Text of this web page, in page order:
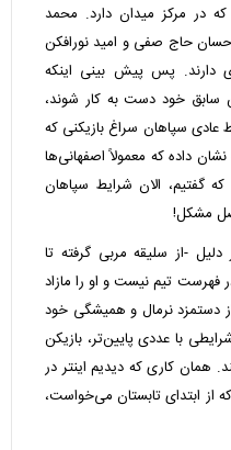
در مرکز میدان دارد. محمد
حاج صفی و امید نورافکن
دارند. پس پیش بینی اینکه
سابق خود دست به کار شوند،
سپاهان سراغ بازیکنی که
داده که معمولاً اصفهانی‌ها
گفتیم، الان شرایط سپاهان
مشکل!
-از سلیقه مربی گرفته تا
فهرست تیم نیست و او را مازاد
از دستمزد نرمال و همیشگی خود
با عددی پایین‌تر، بازیکن
همان کاری که دیدیم اینتر در
از ابتدای تابستان می‌خواست،